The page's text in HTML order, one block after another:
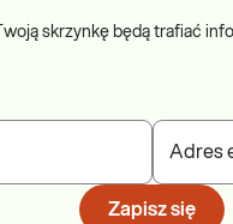
skrzynkę będą trafiać
Adres
Zapisz się